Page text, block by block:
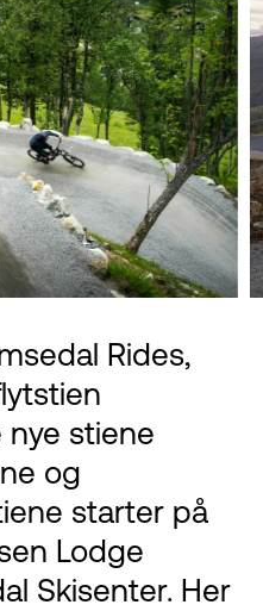
Rides,
nye stiene
og
starter på
Lodge
Skisenter. Her